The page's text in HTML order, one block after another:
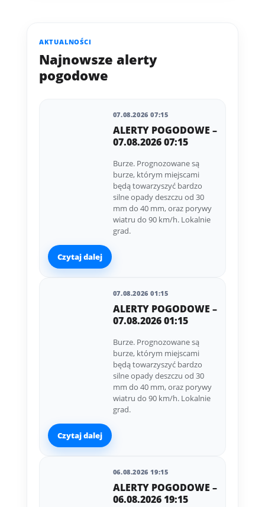
AKTUALNOŚCI
Najnowsze alerty
pogodowe
07.08.2026 07:15
ALERTY POGODOWE –
07.08.2026 07:15
Burze. Prognozowane są
burze, którym miejscami
będą towarzyszyć bardzo
silne opady deszczu od 30
mm do 40 mm, oraz porywy
wiatru do 90 km/h. Lokalnie
grad.
Czytaj dalej
07.08.2026 01:15
ALERTY POGODOWE –
07.08.2026 01:15
Burze. Prognozowane są
burze, którym miejscami
będą towarzyszyć bardzo
silne opady deszczu od 30
mm do 40 mm, oraz porywy
wiatru do 90 km/h. Lokalnie
grad.
Czytaj dalej
06.08.2026 19:15
ALERTY POGODOWE –
06.08.2026 19:15